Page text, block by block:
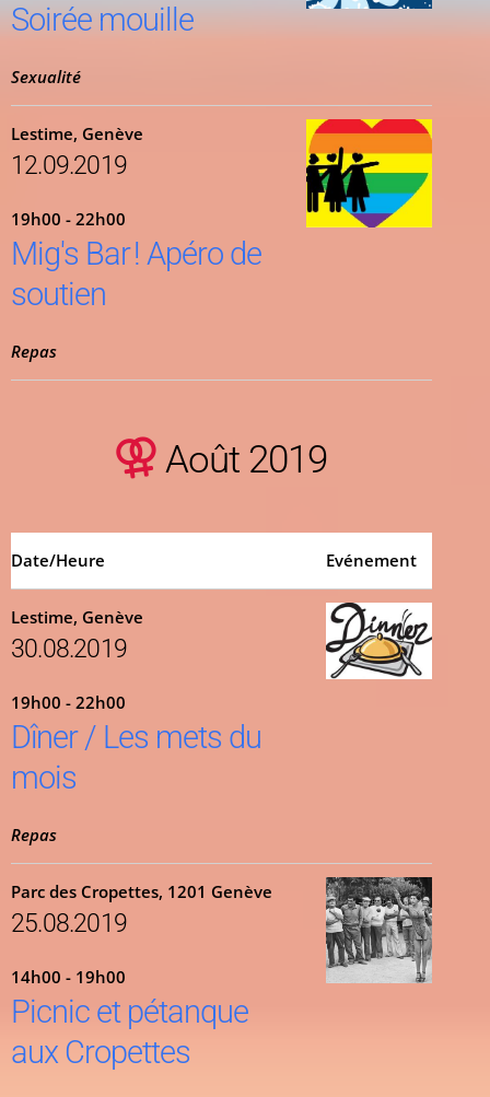
Soirée mouille
Sexualité
Lestime, Genève
12.09.2019
19h00 - 22h00
Mig's Bar ! Apéro de
soutien
Repas
Août 2019
Date/Heure Evénement
Lestime, Genève
30.08.2019
19h00 - 22h00
Dîner / Les mets du
mois
Repas
Parc des Cropettes, 1201 Genève
25.08.2019
14h00 - 19h00
Picnic et pétanque
aux Cropettes